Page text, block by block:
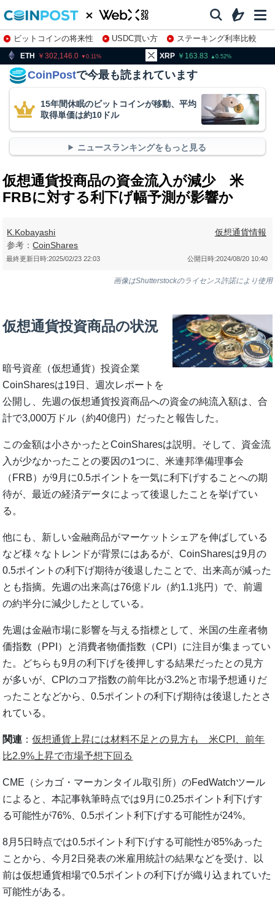
ビットコインの将来性 USDC買い方
ステーキング利率比較
株特集・関連銘柄
0.11 163.83 0.52
CoinPostで今最も読まれています
15年間休眠のビットコインが移動、平均
取得単価は約10ドル
ニュースランキングをもっと見る
仮想通貨投商品の資金流入が減少 米
FRBに対する利下げ幅予測が影響か
K.Kobayashi
参考：CoinShares
仮想通貨情報
公開日時:2024/08/20 10:40
最終更新日時:2025/02/23 22:03
画像はShutterstockのライセンス許諾により使用
仮想通貨投資商品の状況
暗号資産（仮想通貨）投資企業
CoinSharesは19日、週次レポートを
公開し、先週の仮想通貨投資商品への資金の純流入額は、合
計で3,000万ドル（約40億円）だったと報告した。
この金額は小さかったとCoinSharesは説明。そして、資金流
入が少なかったことの要因の1つに、米連邦準備理事会
（FRB）が9月に0.5ポイントを一気に利下げすることへの期
待が、最近の経済データによって後退したことを挙げてい
る。
他にも、新しい金融商品がマーケットシェアを伸ばしている
など様々なトレンドが背景にはあるが、CoinSharesは9月の
0.5ポイントの利下げ期待が後退したことで、出来高が減った
とも指摘。先週の出来高は76億ドル（約1.1兆円）で、前週
の約半分に減少したとしている。
先週は金融市場に影響を与える指標として、米国の生産者物
価指数（PPI）と消費者物価指数（CPI）に注目が集まってい
た。どちらも9月の利下げを後押しする結果だったとの見方
が多いが、CPIのコア指数の前年比が3.2%と市場予想通りだ
ったことなどから、0.5ポイントの利下げ期待は後退したとさ
れている。
関連 ：仮想通貨上昇には材料不足との見方も 米CPI、前年
比2.9%上昇で市場予想下回る
CME（シカゴ・マーカンタイル取引所）のFedWatchツール
によると、本記事執筆時点では9月に0.25ポイント利下げす
る可能性が76%、0.5ポイント利下げする可能性が24%。
8月5日時点では0.5ポイント利下げする可能性が85%あった
ことから、今月2日発表の米雇用統計の結果などを受け、以
前は仮想通貨相場で0.5ポイントの利下げが織り込まれていた
可能性がある。